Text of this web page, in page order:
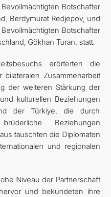
Botschafter
Berdymurat Redjepov, und
Botschafter
Gökhan Turan, statt.
erörterten die
bilateralen Zusammenarbeit
der weiteren Stärkung der
kulturellen Beziehungen
der Türkiye, die durch
Beziehungen
tauschten die Diplomaten
und regionalen
Niveau der Partnerschaft
und bekundeten ihre